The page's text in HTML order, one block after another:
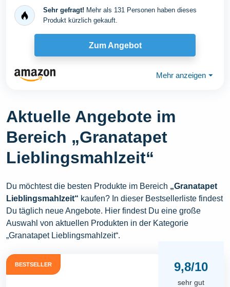
Sehr gefragt! Mehr als 131 Personen haben dieses
Produkt kürzlich gekauft.
Zum Angebot
Mehr anzeigen ⏷
Aktuelle Angebote im
Bereich „Granatapet
Lieblingsmahlzeit“
Du möchtest die besten Produkte im Bereich „Granatapet
Lieblingsmahlzeit“ kaufen? In dieser Bestsellerliste findest
Du täglich neue Angebote. Hier findest Du eine große
Auswahl von aktuellen Produkten in der Kategorie
„Granatapet Lieblingsmahlzeit“.
BESTSELLER 9,8/10
sehr gut